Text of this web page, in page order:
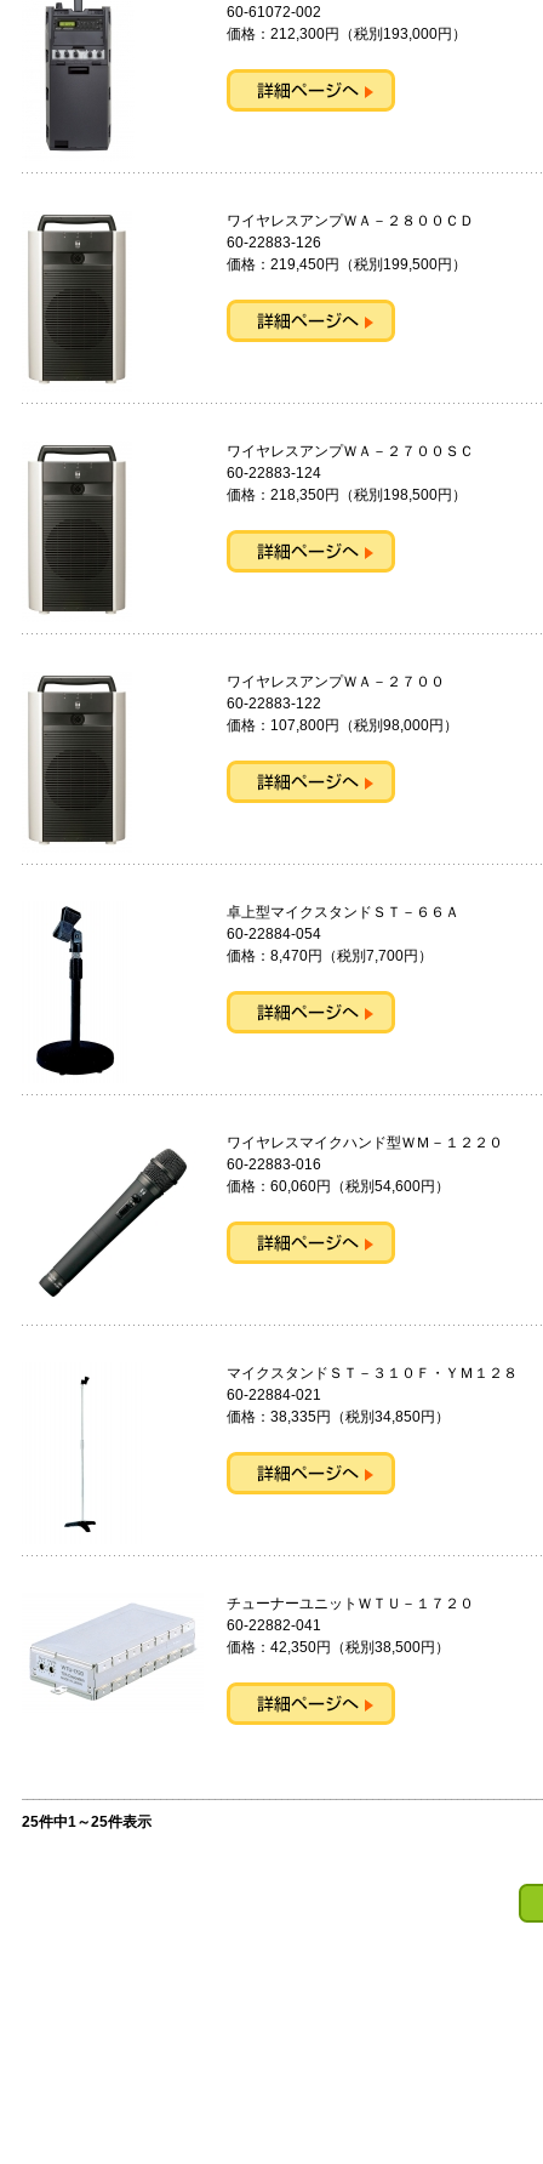
60-61072-002
価格：212,300円（税別193,000円）
ワイヤレスアンプＷＡ－２８００
60-22883-126
価格：219,450円（税別199,500円）
ワイヤレスアンプＷＡ－２７００
60-22883-124
価格：218,350円（税別198,500円）
ワイヤレスアンプＷＡ－２７００
60-22883-122
価格：107,800円（税別98,000円）
卓上型マイクスタンドＳＴ－６
60-22884-054
価格：8,470円（税別7,700円）
ワイヤレスマイクハンド型ＷＭ－１２２０
60-22883-016
価格：60,060円（税別54,600円）
マイクスタンドＳＴ－３１０Ｆ・ＹＭ
60-22884-021
価格：38,335円（税別34,850円）
チューナーユニットＷＴＵ－１７
60-22882-041
価格：42,350円（税別38,500円）
25件中1～25件表示